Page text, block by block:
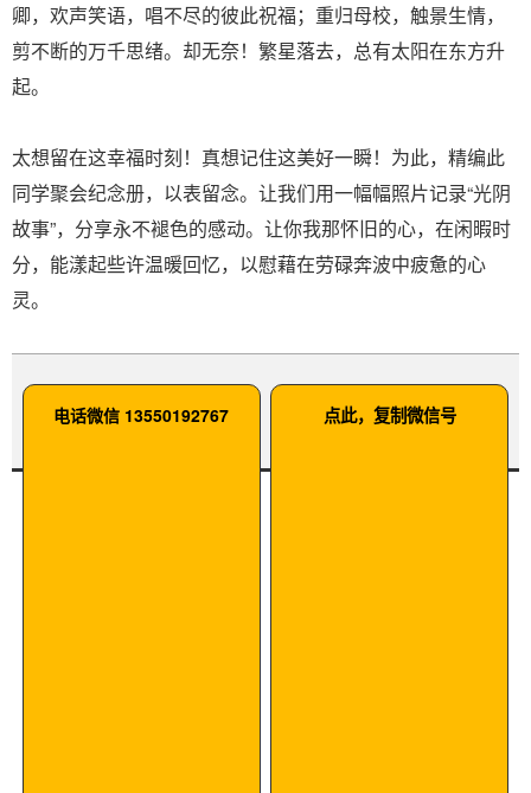
卿，欢声笑语，唱不尽的彼此祝福；重归母校，触景生情，
剪不断的万千思绪。却无奈！繁星落去，总有太阳在东方升
起。
太想留在这幸福时刻！真想记住这美好一瞬！为此，精编此
同学聚会纪念册，以表留念。让我们用一幅幅照片记录“光阴
故事”，分享永不褪色的感动。让你我那怀旧的心，在闲暇时
分，能漾起些许温暖回忆，以慰藉在劳碌奔波中疲惫的心
灵。
电话微信 13550192767 点此，复制微信号